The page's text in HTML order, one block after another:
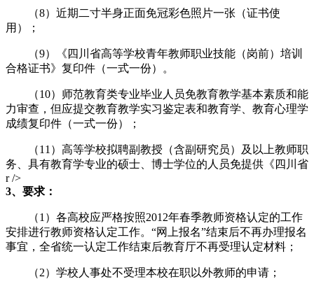
（8）近期二寸半身正面免冠彩色照片一张（证书使
用）；
（9）《四川省高等学校青年教师职业技能（岗前）培训
合格证书》复印件（一式一份）。
（10）师范教育类专业毕业人员免教育教学基本素质和能
力审查，但应提交教育教学实习鉴定表和教育学、教育心理学
成绩复印件（一式一份）；
（11）高等学校拟聘副教授（含副研究员）及以上教师职
务、具有教育学专业的硕士、博士学位的人员免提供《四川省
r />
3、要求：
（1）各高校应严格按照2012年春季教师资格认定的工作
安排进行教师资格认定工作。“网上报名”结束后不再办理报名
事宜，全省统一认定工作结束后教育厅不再受理认定材料；
（2）学校人事处不受理本校在职以外教师的申请；